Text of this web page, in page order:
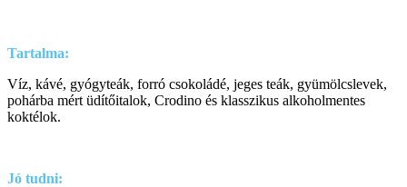
Tartalma:
Víz, kávé, gyógyteák, forró csokoládé, jeges teák, gyümölcslevek,
pohárba mért üdítőitalok, Crodino és klasszikus alkoholmentes
koktélok.
Jó tudni: